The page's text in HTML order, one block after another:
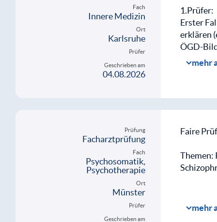
Mit
Fach
Innere Medizin
Ort
Karlsruhe
Prüfer
Geschrieben am
04.08.2026
1.Prüfer:
Erster
erklären
ÖGD-
oralem
Sehr
mehr
Prüfung
Facharztprüfung
Fach
Psychosomatik,
Psychotherapie
Ort
Münster
Prüfer
Geschrieben am
Faire
Themen:
mehr